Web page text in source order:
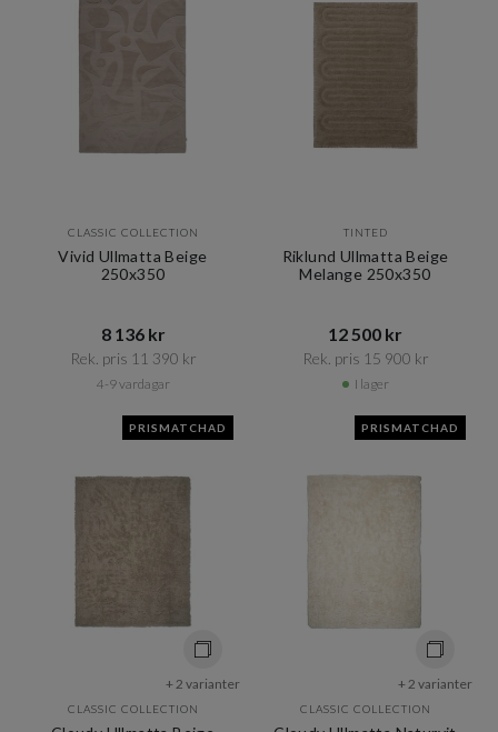
CLASSIC COLLECTION
Vivid Ullmatta Beige
250x350
8 136 kr​​
Rek. pris 11 390 kr​​
4-9 vardagar
TINTED
Riklund Ullmatta Beige
Melange 250x350
12 500 kr​​
Rek. pris 15 900 kr​​
I lager
PRISMATCHAD
+ 2 varianter
CLASSIC COLLECTION
PRISMATCHAD
+ 2 varianter
CLASSIC COLLECTION